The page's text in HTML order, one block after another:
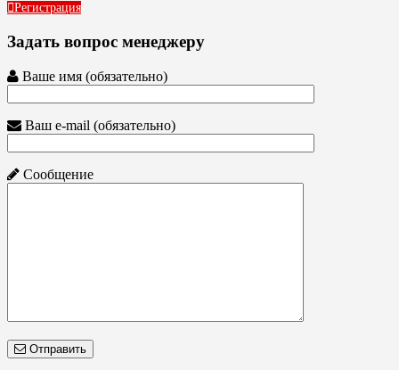
Регистрация
Задать вопрос менеджеру
Ваше имя (обязательно)
Ваш e-mail (обязательно)
Сообщение
Отправить